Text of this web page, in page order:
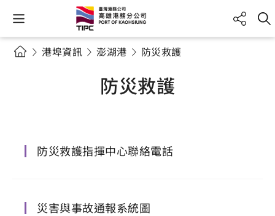
港埠資訊 澎湖港 防災救護
防災救護
防災救護指揮中心聯絡電話
災害與事故通報系統圖